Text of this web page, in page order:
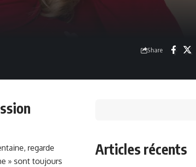
Share
regarde
» sont toujours
Articles récents